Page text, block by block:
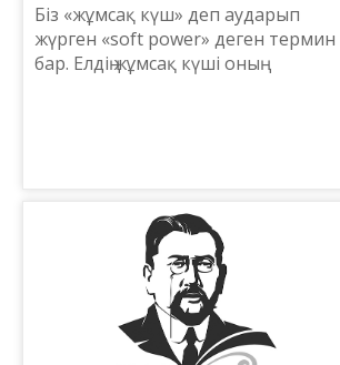
Біз «жұмсақ күш» деп аударып
жүрген «soft power» деген термин
бар. Елдің жұмсақ күші оның